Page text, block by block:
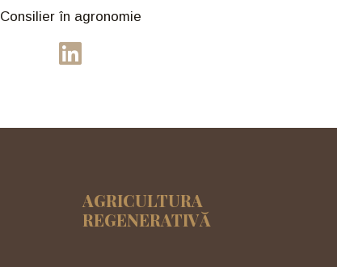
Consilier în agronomie
AGRICULTURA
REGENERATIVĂ